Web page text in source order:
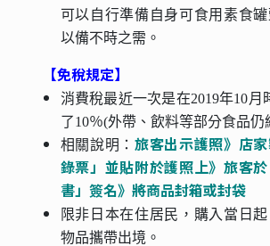
可以⾃⾏準備⾃⾝可食⽤素食罐
以備不時之需。
【免稅規定】
消費稅最近一次是在2019年10月
了10％(外帶、飲料等部分食品仍
相關說明：旅客出示護照》店
錄票」並貼附於護照上》旅客
書」簽名》將商品封箱或封袋
限非日本在住居民，購入當日
物品攜帶出境。